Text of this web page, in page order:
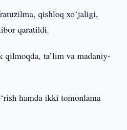
qishloq xo‘jaligi,
qaratildi.
qilmoqda, ta’lim va madaniy-
hamda ikki tomonlama